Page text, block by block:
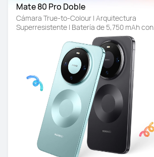
Mate 80 Pro Doble
Cámara True-to-Colour | Arquitectura
Superresistente | Batería de 5,750 mAh con